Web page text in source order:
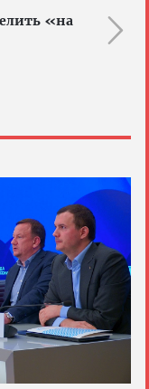
«на